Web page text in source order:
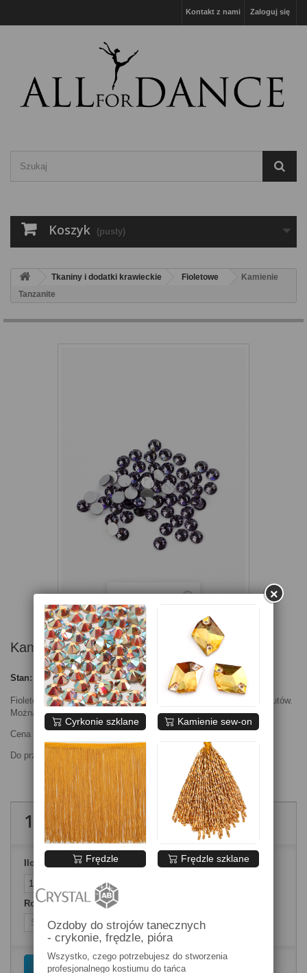
Zaloguj się
Kontakt z nami
Koszyk (pusty)
Tkaniny i dodatki krawieckie Fioletowe
Kamienie
Tanzanite
Kamienie Tanzanite
Stan: Nowy produkt
Fioletowe kamienie do zdobienia sukienek, strojów tanecznych i butów.
Można je również stosować jako ozdoba na twarz lub włosy.
Cena za opakowanie 1 gross = 144szt.
Do przyklejenia kamieni potrzebny jest specjalny klej.
18,00 złbrutto
Ilość
Rozmiary kamieni
Dodaj do koszyka
×
Cyrkonie szklane Kamienie sew-on
Frędzle Frędzle szklane
Ozdoby do strojów tanecznych
- crykonie, frędzle, pióra
Wszystko, czego potrzebujesz do stworzenia
profesjonalnego kostiumu do tańca